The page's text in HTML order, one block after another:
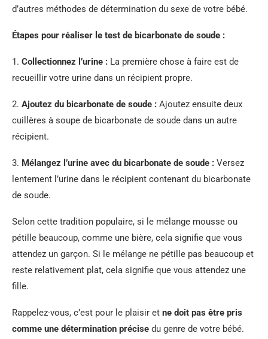
d’autres méthodes de détermination du sexe de votre bébé.
Étapes pour réaliser le test de bicarbonate de soude :
1. Collectionnez l’urine : La première chose à faire est de
recueillir votre urine dans un récipient propre.
2. Ajoutez du bicarbonate de soude : Ajoutez ensuite deux
cuillères à soupe de bicarbonate de soude dans un autre
récipient.
3. Mélangez l’urine avec du bicarbonate de soude : Versez
lentement l’urine dans le récipient contenant du bicarbonate
de soude.
Selon cette tradition populaire, si le mélange mousse ou
pétille beaucoup, comme une bière, cela signifie que vous
attendez un garçon. Si le mélange ne pétille pas beaucoup et
reste relativement plat, cela signifie que vous attendez une
fille.
Rappelez-vous, c’est pour le plaisir et ne doit pas être pris
comme une détermination précise du genre de votre bébé.